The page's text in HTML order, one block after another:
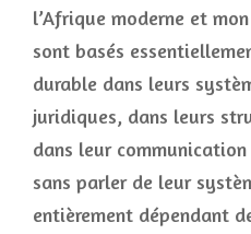
l’Afrique moderne et
sont basés
durable dans leurs
juridiques, dans leurs
dans leur
sans parler de leur
entièrement dépendant